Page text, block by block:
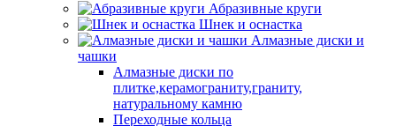
Абразивные круги
Шнек и оснастка
Алмазные диски и
чашки
Алмазные диски по
плитке,керамограниту,граниту,
натуральному камню
Переходные кольца